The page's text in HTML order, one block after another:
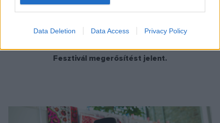
Data Deletion Data Access Privacy Policy
Dániel Sándor fazekasmesterrel is beszélgettünk a
Fesztivál megerősítést jelent.